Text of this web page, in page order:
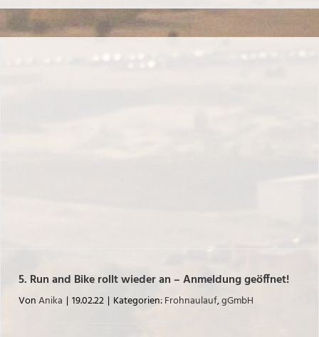
5. Run and Bike rollt wieder an – Anmeldung geöffnet!
VonAnika | 19.02.22 | Kategorien:Frohnaulauf,gGmbH